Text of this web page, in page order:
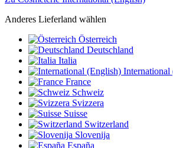
Anderes Lieferland wählen
Österreich
Deutschland
Italia
International
France
Schweiz
Svizzera
Suisse
Switzerland
Slovenija
España